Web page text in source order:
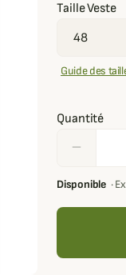
Taille Veste
Guide des
Quantité
remove
Disponible ·